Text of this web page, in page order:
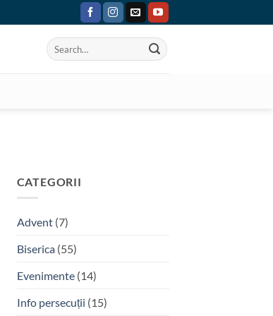
CATEGORII
Advent(7)
Biserica(55)
Evenimente(14)
Info persecuții (15)